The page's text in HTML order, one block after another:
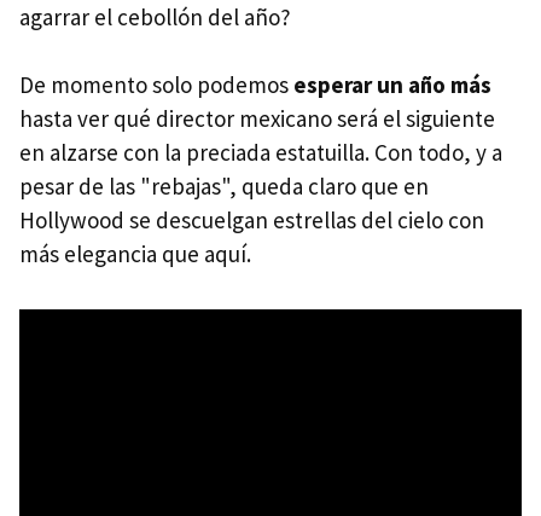
agarrar el cebollón del año?
De momento solo podemos esperar un año más
hasta ver qué director mexicano será el siguiente
en alzarse con la preciada estatuilla. Con todo, y a
pesar de las "rebajas", queda claro que en
Hollywood se descuelgan estrellas del cielo con
más elegancia que aquí.